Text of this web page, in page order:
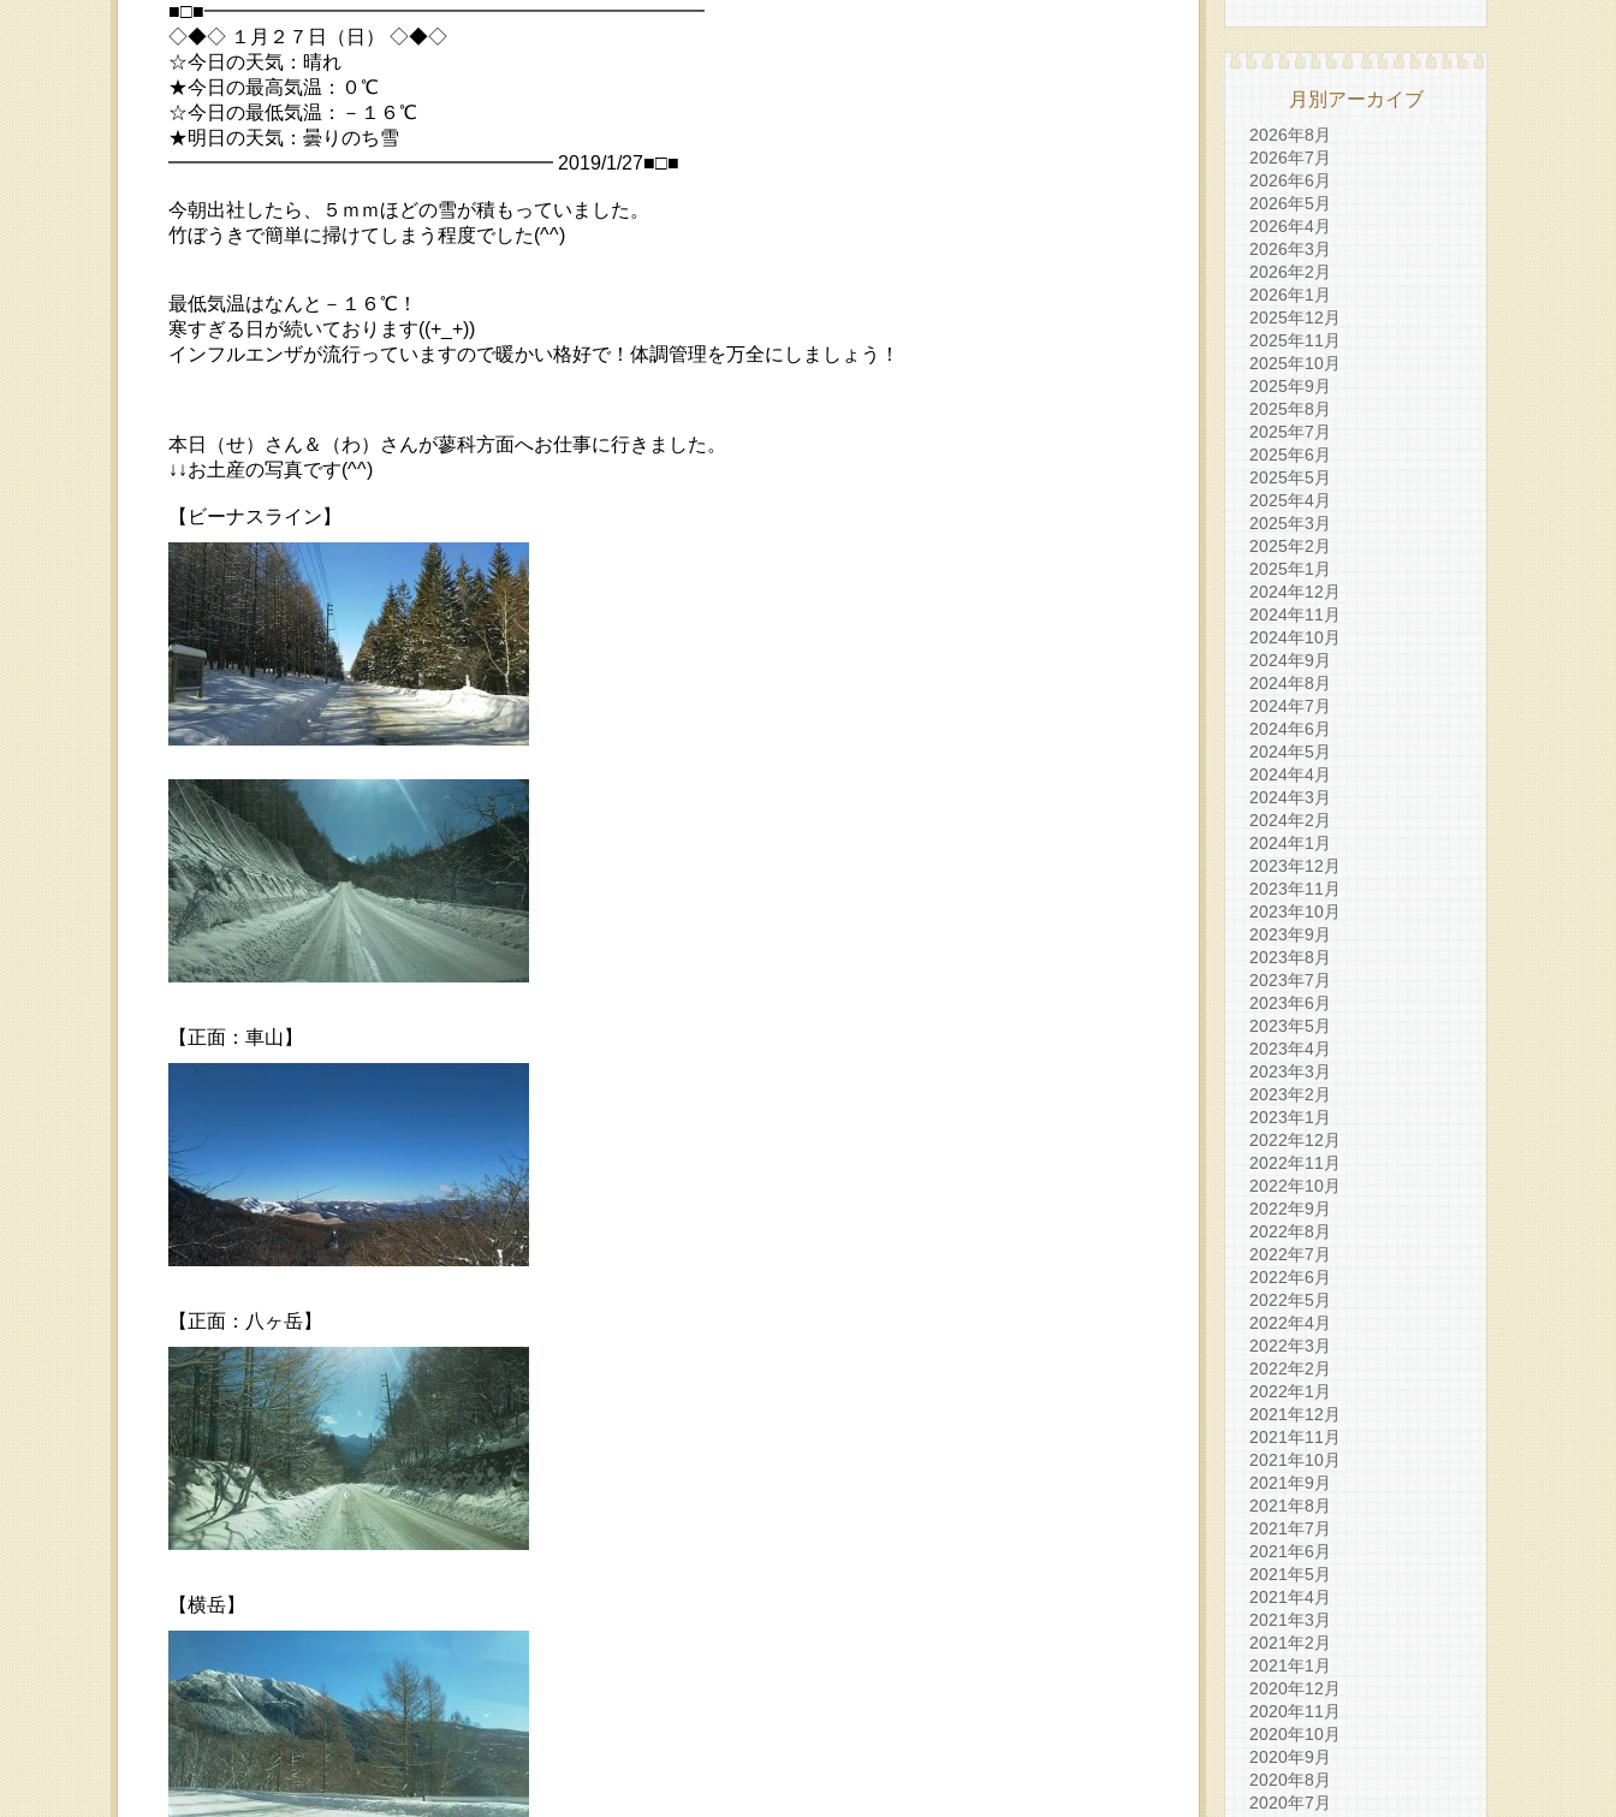
■□■━━━━━━━━━━━━━━━━━━━━━━━━━━
◇◆◇ １月２７日（日） ◇◆◇
☆今日の天気：晴れ
★今日の最高気温：０℃
☆今日の最低気温：－１６℃
★明日の天気：曇りのち雪
━━━━━━━━━━━━━━━━━━━━ 2019/1/27■□■
今朝出社したら、５ｍｍほどの雪が積もっていました。
竹ぼうきで簡単に掃けてしまう程度でした(^^)
最低気温はなんと－１６℃！
寒すぎる日が続いております((+_+))
インフルエンザが流行っていますので暖かい格好で！体調管理を万全にしましょう！
本日（せ）さん＆（わ）さんが蓼科方面へお仕事に行きました。
↓↓お土産の写真です(^^)
【ビーナスライン】
【正面：車山】
【正面：八ヶ岳】
【横岳】
月別アーカイブ
2026年8月
2026年7月
2026年6月
2026年5月
2026年4月
2026年3月
2026年2月
2026年1月
2025年12月
2025年11月
2025年10月
2025年9月
2025年8月
2025年7月
2025年6月
2025年5月
2025年4月
2025年3月
2025年2月
2025年1月
2024年12月
2024年11月
2024年10月
2024年9月
2024年8月
2024年7月
2024年6月
2024年5月
2024年4月
2024年3月
2024年2月
2024年1月
2023年12月
2023年11月
2023年10月
2023年9月
2023年8月
2023年7月
2023年6月
2023年5月
2023年4月
2023年3月
2023年2月
2023年1月
2022年12月
2022年11月
2022年10月
2022年9月
2022年8月
2022年7月
2022年6月
2022年5月
2022年4月
2022年3月
2022年2月
2022年1月
2021年12月
2021年11月
2021年10月
2021年9月
2021年8月
2021年7月
2021年6月
2021年5月
2021年4月
2021年3月
2021年2月
2021年1月
2020年12月
2020年11月
2020年10月
2020年9月
2020年8月
2020年7月